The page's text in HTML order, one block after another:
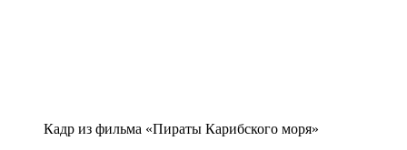
Кадр из фильма «Пираты Карибского моря»